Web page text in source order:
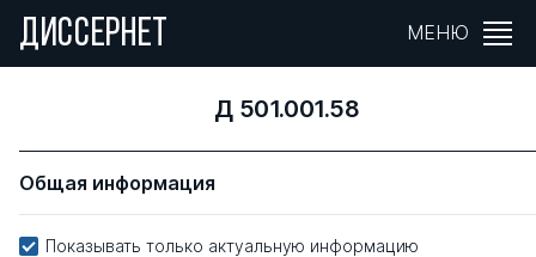
ДИССЕРНЕТ МЕНЮ
Д 501.001.58
Общая информация
Показывать только актуальную информацию